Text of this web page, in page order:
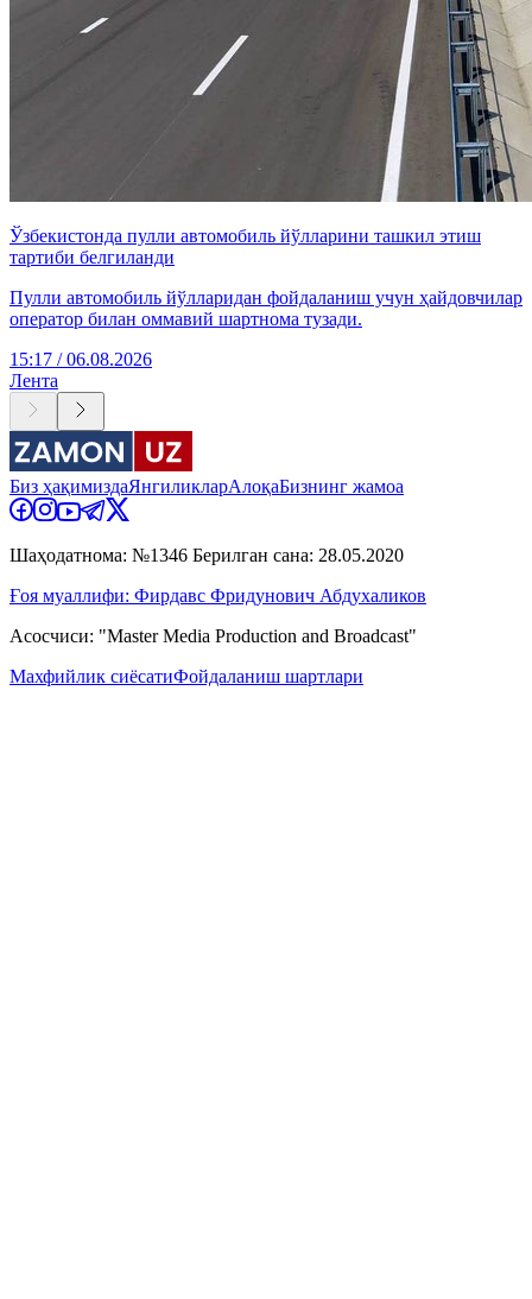
Ўзбекистонда пулли автомобиль йўлларини ташкил этиш
тартиби белгиланди
Пулли автомобиль йўлларидан фойдаланиш учун ҳайдовчилар
оператор билан оммавий шартнома тузади.
15:17 / 06.08.2026
Лента
Биз ҳақимиздаЯнгиликларАлоқаБизнинг жамоа
Шаҳодатнома: №1346 Берилган сана: 28.05.2020
Ғоя муаллифи: Фирдавс Фридунович Абдухаликов
Асосчиси: "Master Media Production and Broadcast"
Махфийлик сиёсатиФойдаланиш шартлари